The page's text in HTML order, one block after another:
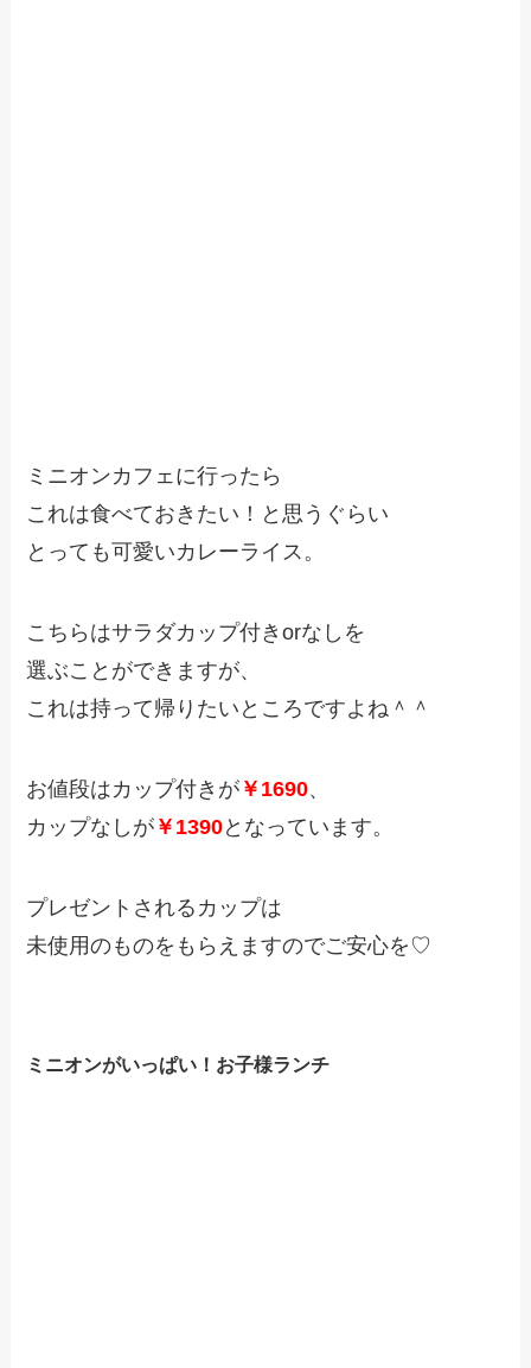
ミニオンカフェに行ったら
これは食べておきたい！と思うぐらい
とっても可愛いカレーライス。
こちらはサラダカップ付きorなしを
選ぶことができますが、
これは持って帰りたいところですよね＾＾
お値段はカップ付きが ￥1690、
カップなしが ￥1390となっています。
プレゼントされるカップは
未使用のものをもらえますのでご安心を♡
ミニオンがいっぱい！お子様ランチ